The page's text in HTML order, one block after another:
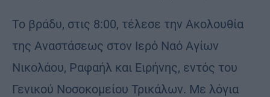
Το βράδυ, στις 8:00, τέλεσε την Ακολουθία
της Αναστάσεως στον Ιερό Ναό Αγίων
Νικολάου, Ραφαήλ και Ειρήνης, εντός του
Γενικού Νοσοκομείου Τρικάλων. Με λόγια